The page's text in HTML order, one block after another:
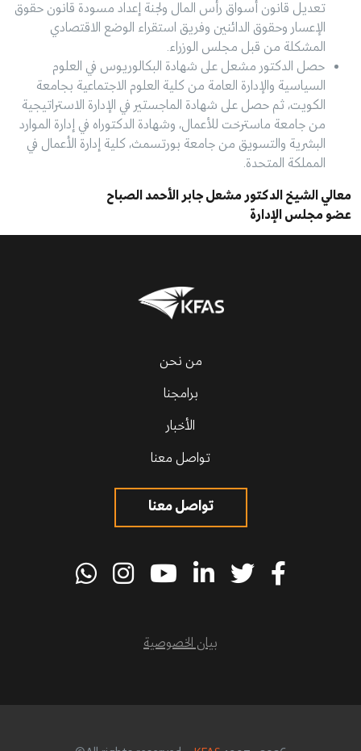
تعديل قانون أسواق رأس المال ولجنة إعداد مسودة قانون حقوق
الإعسار وحقوق الدائنين وفريق استقراء الوضع الاقتصادي
المشكلة من قبل مجلس الوزراء.
حصل الدكتور مشعل على شهادة البكالوريوس في العلوم
السياسية والإدارة العامة من كلية العلوم الاجتماعية بجامعة
الكويت، ثم حصل على شهادة الماجستير في الإدارة الاستراتيجية
من جامعة ماسترخت للأعمال، وشهادة الدكتوراه في إدارة الموارد
البشرية والتسويق من جامعة بورتسمث، كلية إدارة الأعمال في
المملكة المتحدة.
معالي الشيخ الدكتور مشعل جابر الأحمد الصباح
عضو مجلس الإدارة
من نحن
برامجنا
الأخبار
تواصل معنا
تواصل معنا
بيان الخصوصية